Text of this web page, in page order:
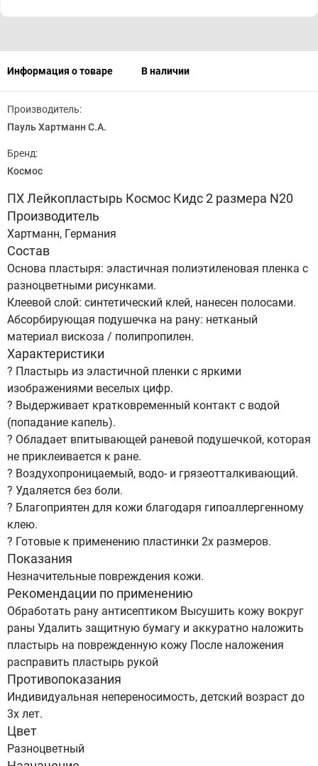
Информация о товаре В наличии
Производитель:
Пауль Хартманн С.А.
Бренд:
Космос
ПХ Лейкопластырь Космос Кидс 2 размера N20
Производитель
Хартманн, Германия
Состав
Основа пластыря: эластичная полиэтиленовая пленка с
разноцветными рисунками.
Клеевой слой: синтетический клей, нанесен полосами.
Абсорбирующая подушечка на рану: нетканый
материал вискоза / полипропилен.
Характеристики
? Пластырь из эластичной пленки с яркими
изображениями веселых цифр.
? Выдерживает кратковременный контакт с водой
(попадание капель).
? Обладает впитывающей раневой подушечкой, которая
не приклеивается к ране.
? Воздухопроницаемый, водо- и грязеотталкивающий.
? Удаляется без боли.
? Благоприятен для кожи благодаря гипоаллергенному
клею.
? Готовые к применению пластинки 2х размеров.
Показания
Незначительные повреждения кожи.
Рекомендации по применению
Обработать рану антисептиком Высушить кожу вокруг
раны Удалить защитную бумагу и аккуратно наложить
пластырь на поврежденную кожу После наложения
расправить пластырь рукой
Противопоказания
Индивидуальная непереносимость, детский возраст до
3х лет.
Цвет
Разноцветный